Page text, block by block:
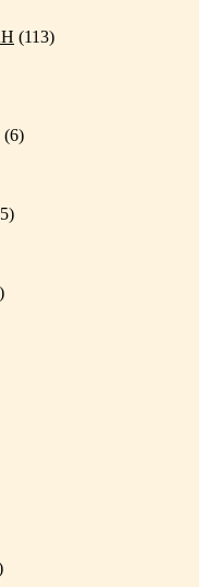
(113)
(6)